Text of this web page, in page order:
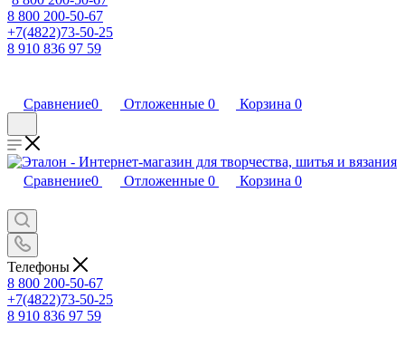
8 800 200-50-67
+7(4822)73-50-25
8 910 836 97 59
Сравнение0 Отложенные 0 Корзина 0
Сравнение0 Отложенные 0 Корзина 0
Телефоны
8 800 200-50-67
+7(4822)73-50-25
8 910 836 97 59